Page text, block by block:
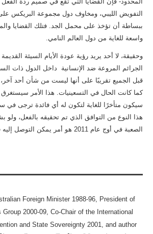
التفويض الليبي، ومخاوف دول مجموعة البريكس
ببساطة أن تؤخذ على محمل الجد. فتلك القضايا
واسعة للغاية من دول العالم النامي.
وحقيقة، لا أحد يريد رؤية عودة الأيام السيئة
الجرائم المروعة ضد الإنسانية داخل الدول ذات
قبل الجميع تقريبًا على أنها ليست من شأن أحد
كما كانت الحال في التسعينيات. هذا الأمر سيستغرق
سيكون متأخرًا للغاية لتكون له أي فائدة ترجى في
هذا النوع من التوافق الذي تم تحقيقه بالفعل، ولو
الصعبة في أوج عام 2011 هو أمر يمكن التوصل إليه في نهاية المطاف.
Foreign Minister 1988-96, President of
2000-09, Co-Chair of the International
and State Sovereignty 2001, and author